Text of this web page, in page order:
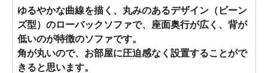
ゆるやかな曲線を描く、丸みのあるデザイン（ビーン
ズ型）のローバックソファで、座面奥行が広く、背が
低いのが特徴のソファです。
角が丸いので、お部屋に圧迫感なく設置することがで
きると思います。